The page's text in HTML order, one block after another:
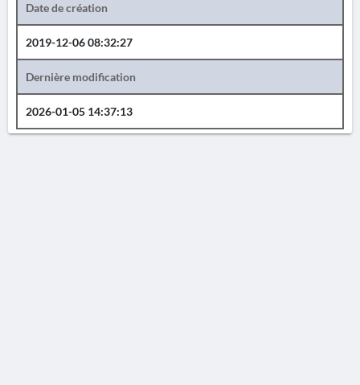
Date de création
2019-12-06 08:32:27
Dernière modification
2026-01-05 14:37:13